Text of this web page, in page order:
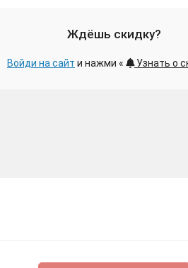
Ждёшь скидку?
Войди на сайт и нажми « Узнать о